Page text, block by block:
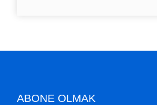
ABONE OLMAK